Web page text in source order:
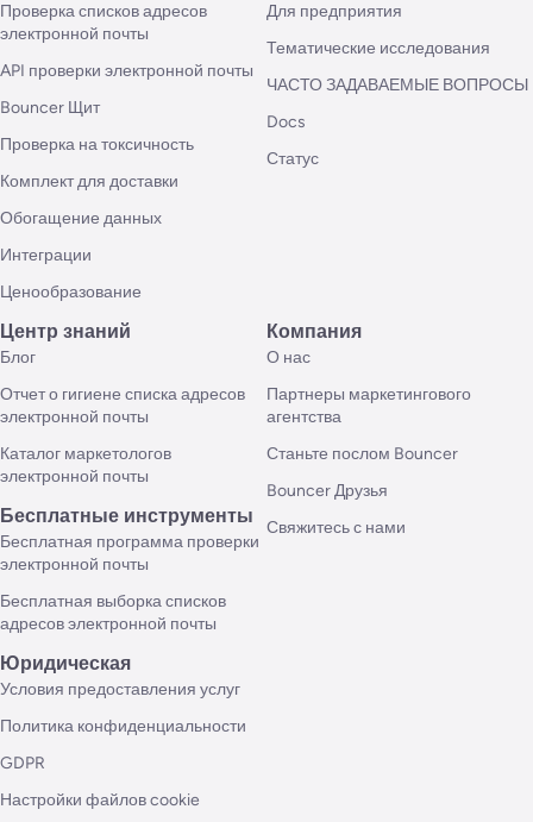
Проверка списков адресов
электронной почты
API проверки электронной почты
Bouncer Щит
Проверка на токсичность
Комплект для доставки
Обогащение данных
Интеграции
Ценообразование
Для предприятия
Тематические исследования
ЧАСТО ЗАДАВАЕМЫЕ ВОПРОСЫ
Docs
Статус
Центр знаний
Блог
Отчет о гигиене списка адресов
электронной почты
Каталог маркетологов
электронной почты
Бесплатные инструменты
Бесплатная программа проверки
электронной почты
Бесплатная выборка списков
адресов электронной почты
Компания
О нас
Партнеры маркетингового
агентства
Станьте послом Bouncer
Bouncer Друзья
Свяжитесь с нами
Юридическая
Условия предоставления услуг
Политика конфиденциальности
GDPR
Настройки файлов cookie